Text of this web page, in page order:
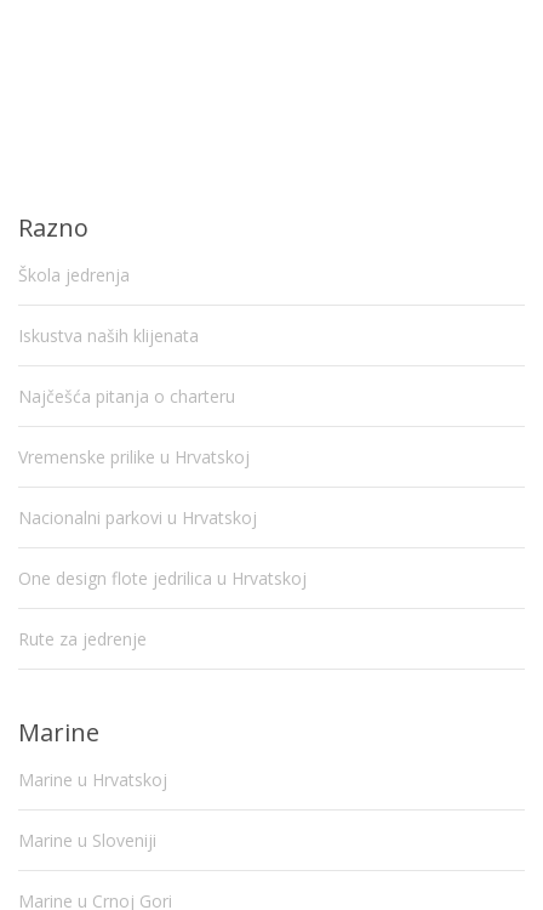
Razno
Škola jedrenja
Iskustva naših klijenata
Najčešća pitanja o charteru
Vremenske prilike u Hrvatskoj
Nacionalni parkovi u Hrvatskoj
One design flote jedrilica u Hrvatskoj
Rute za jedrenje
Marine
Marine u Hrvatskoj
Marine u Sloveniji
Marine u Crnoj Gori